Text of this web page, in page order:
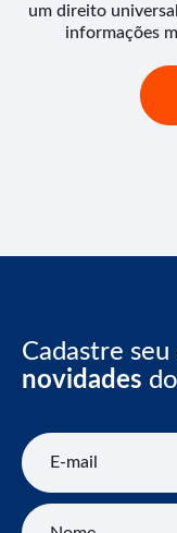
um direito
informações
Cadastre
novidades
E-mail
Nome